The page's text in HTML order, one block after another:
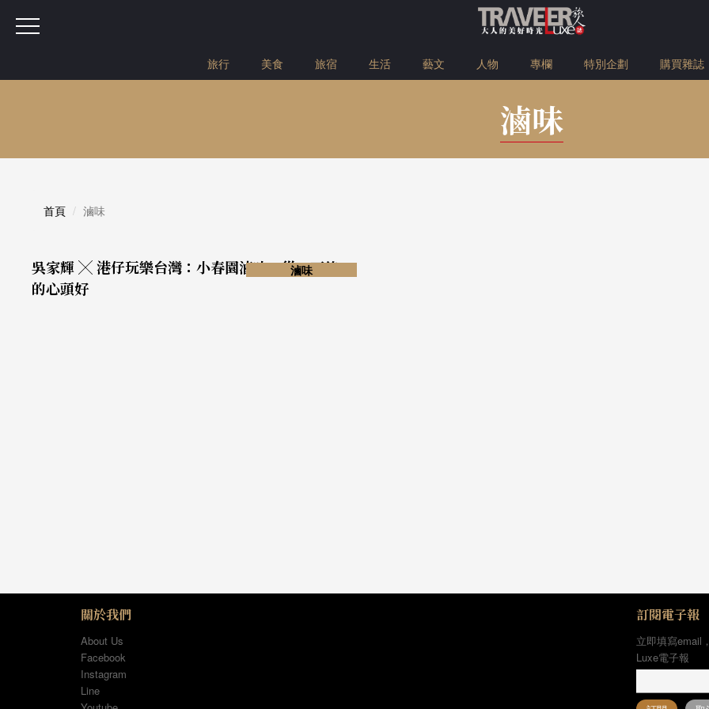
旅行 美食 旅宿 生活 藝文 人物 專欄 特別企劃 購買雜誌
滷味
首頁 滷味
吳家輝 ╳ 港仔玩樂台灣：小春園滷味・從一而終
的心頭好
滷味
關於我們
About Us
Facebook
Instagram
Line
訂閱電子報
立即填寫email
Luxe電子報